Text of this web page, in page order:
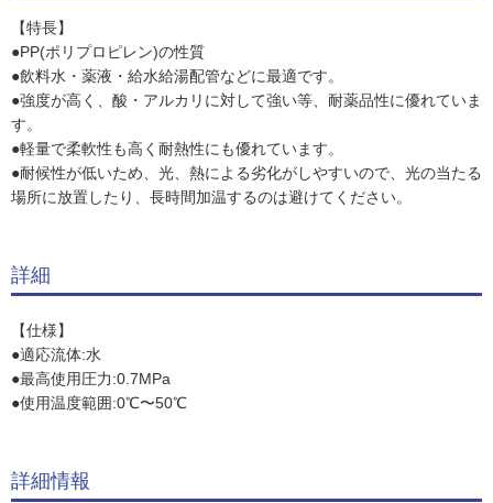
【特長】
●PP(ポリプロピレン)の性質
●飲料水・薬液・給水給湯配管などに最適です。
●強度が高く、酸・アルカリに対して強い等、耐薬品性に優れていま
す。
●軽量で柔軟性も高く耐熱性にも優れています。
●耐候性が低いため、光、熱による劣化がしやすいので、光の当たる
場所に放置したり、長時間加温するのは避けてください。
詳細
【仕様】
●適応流体:水
●最高使用圧力:0.7MPa
●使用温度範囲:0℃〜50℃
詳細情報